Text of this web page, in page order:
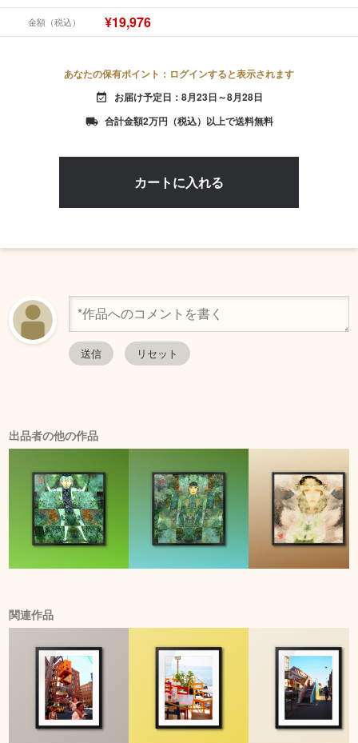
金額（税込） ¥19,976
あなたの保有ポイント：ログインすると表示されます
event_available お届け予定日：8月23日～8月28日
local_shipping 合計金額2万円（税込）以上で送料無料
出品者の他の作品
関連作品